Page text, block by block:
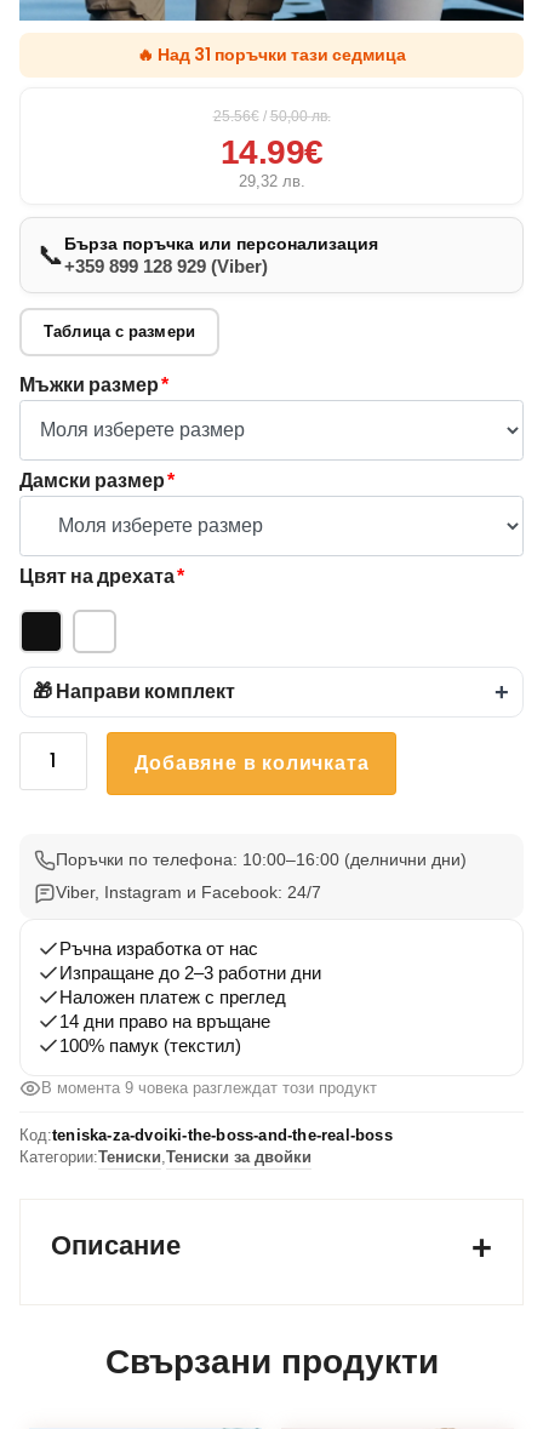
🔥 Над 31 поръчки тази седмица
25.56€ / 50,00лв.
14.99€
29,32 лв.
📞Бърза поръчка или персонализация
+359 899 128 929 (Viber)
Таблица с размери
Мъжки размер*
Дамски размер*
Цвят на дрехата*
🎁 Направи комплект +
количество
двойки
The
The
Real
Boss
Добавяне в количката
Поръчки по телефона: 10:00–16:00 (делнични дни)
Viber, Instagram и Facebook: 24/7
Ръчна изработка от нас
Изпращане до 2–3 работни дни
Наложен платеж с преглед
14 дни право на връщане
100% памук (текстил)
В момента 9 човека разглеждат този продукт
Код:teniska-za-dvoiki-the-boss-and-the-real-boss
Категории:Тениски Тениски за двойки
Описание
Свързани продукти